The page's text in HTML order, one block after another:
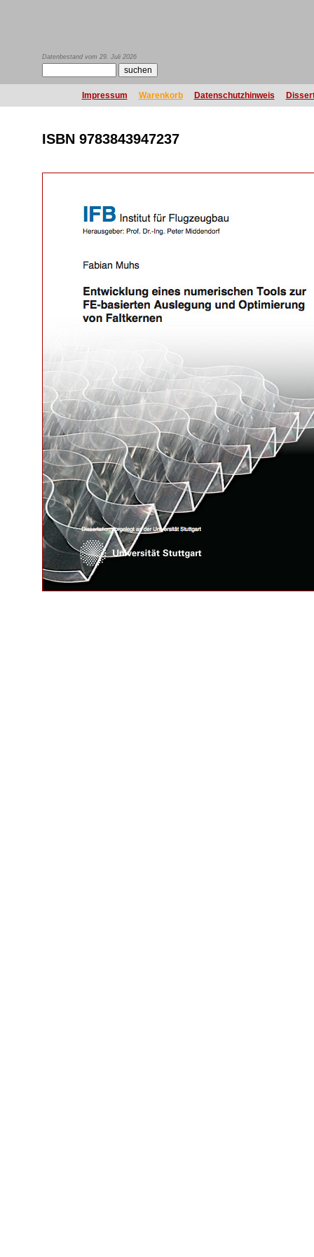
Datenbestand vom 29. Juli 2026
Impressum Warenkorb Datenschutzhinweis
ISBN 9783843947237